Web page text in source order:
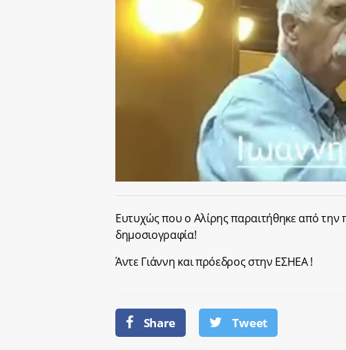
Ευτυχώς που ο Αλίρης παραιτήθηκε από την
δημοσιογραφία!
Άντε Γιάννη και πρόεδρος στην ΕΣΗΕΑ !
Share Tweet